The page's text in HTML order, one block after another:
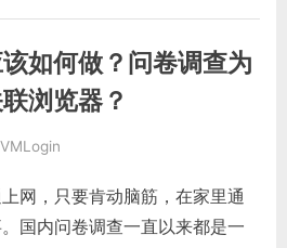
如何做？问卷调查为
浏览器？
By
VMLogin
网，只要肯动脑筋，在家里通
国内问卷调查一直以来都是一